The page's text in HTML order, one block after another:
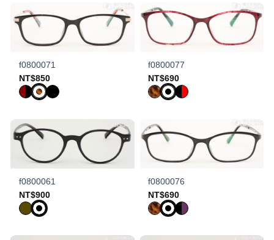
f0800071
NT$850
f0800077
NT$690
f0800061
NT$900
f0800076
NT$690